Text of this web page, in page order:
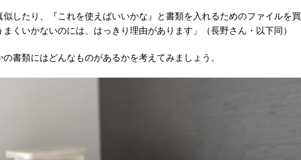
似したり、『これを使えばいいかな』と書類を入れるためのファイルを買
くいかないのには、はっきり理由があります」（長野さん・以下同）
書類にはどんなものがあるかを考えてみましょう。